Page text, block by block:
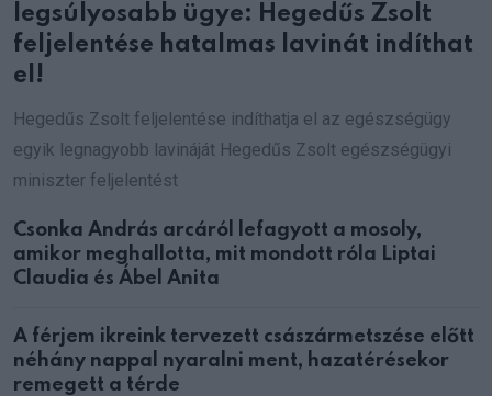
legsúlyosabb ügye: Hegedűs Zsolt
feljelentése hatalmas lavinát indíthat
el!
Hegedűs Zsolt feljelentése indíthatja el az egészségügy
egyik legnagyobb lavináját Hegedűs Zsolt egészségügyi
miniszter feljelentést
Csonka András arcáról lefagyott a mosoly,
amikor meghallotta, mit mondott róla Liptai
Claudia és Ábel Anita
A férjem ikreink tervezett császármetszése előtt
néhány nappal nyaralni ment, hazatérésekor
remegett a térde